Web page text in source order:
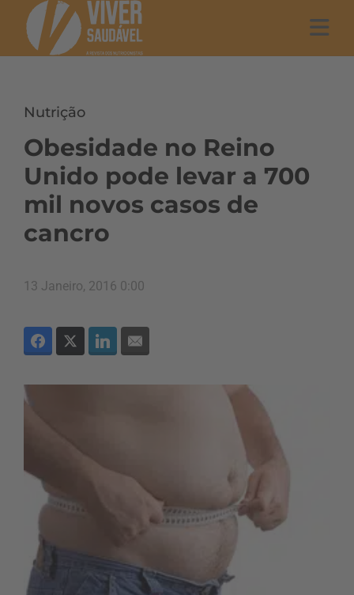
Nutrição
Obesidade no Reino
Unido pode levar a 700
mil novos casos de
cancro
13 Janeiro, 2016 0:00